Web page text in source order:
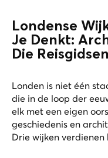
Londense
Je Denkt:
Die
Londen is niet één
die in de loop der
elk met een eigen
geschiedenis en
Drie wijken